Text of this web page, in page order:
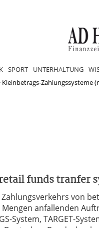
SPORT UNTERHALTUNG
Kleinbetrags-Zahlungssysteme
funds tranfer
von
anfallenden
System, TARGET-